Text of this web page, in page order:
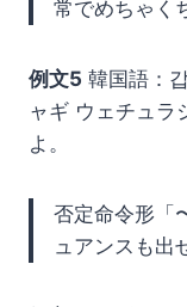
常でめちゃく
例文5 韓国語：
ャギ ウェチュラ
よ。
否定命令形「
ュアンスも出